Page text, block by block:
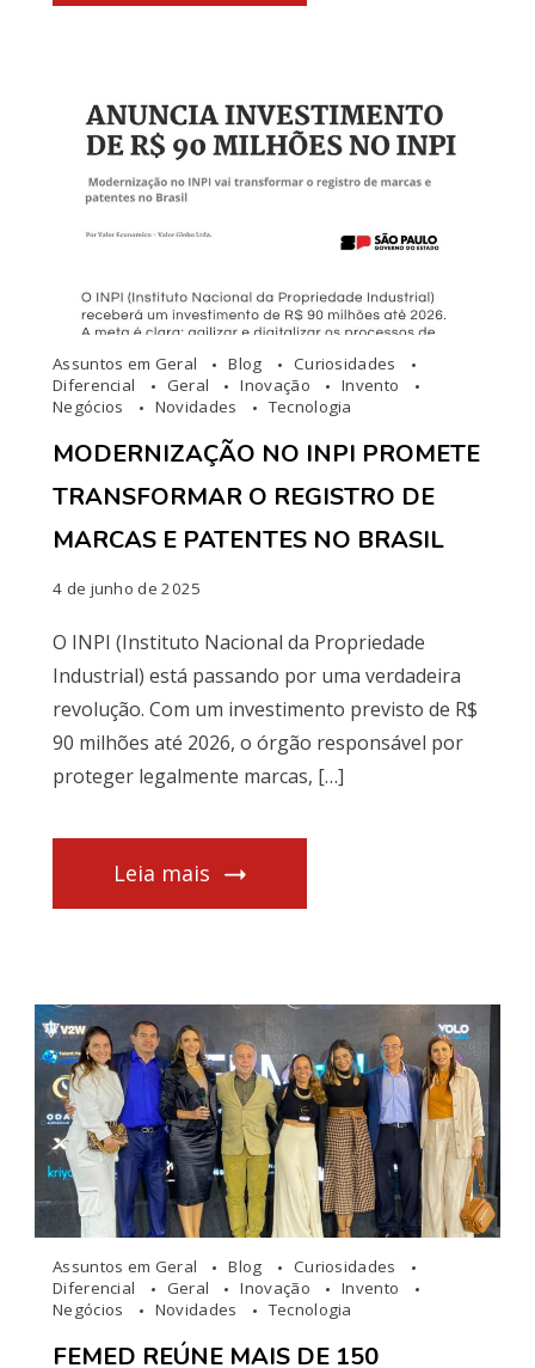
Assuntos em Geral Blog
Curiosidades
Diferencial
Geral Inovação
Invento
Negócios
Novidades Tecnologia
MODERNIZAÇÃO NO INPI PROMETE
TRANSFORMAR O REGISTRO DE
MARCAS E PATENTES NO BRASIL
4 de junho de 2025
O INPI (Instituto Nacional da Propriedade
Industrial) está passando por uma verdadeira
revolução. Com um investimento previsto de R$
90 milhões até 2026, o órgão responsável por
proteger legalmente marcas, […]
Leia mais
Assuntos em Geral Blog
Curiosidades
Diferencial
Geral Inovação
Invento
Negócios
Novidades Tecnologia
FEMED REÚNE MAIS DE 150